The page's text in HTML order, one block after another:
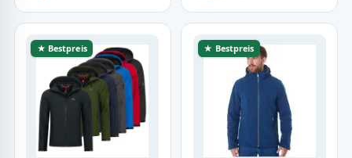
★ Bestpreis ★ Bestpreis